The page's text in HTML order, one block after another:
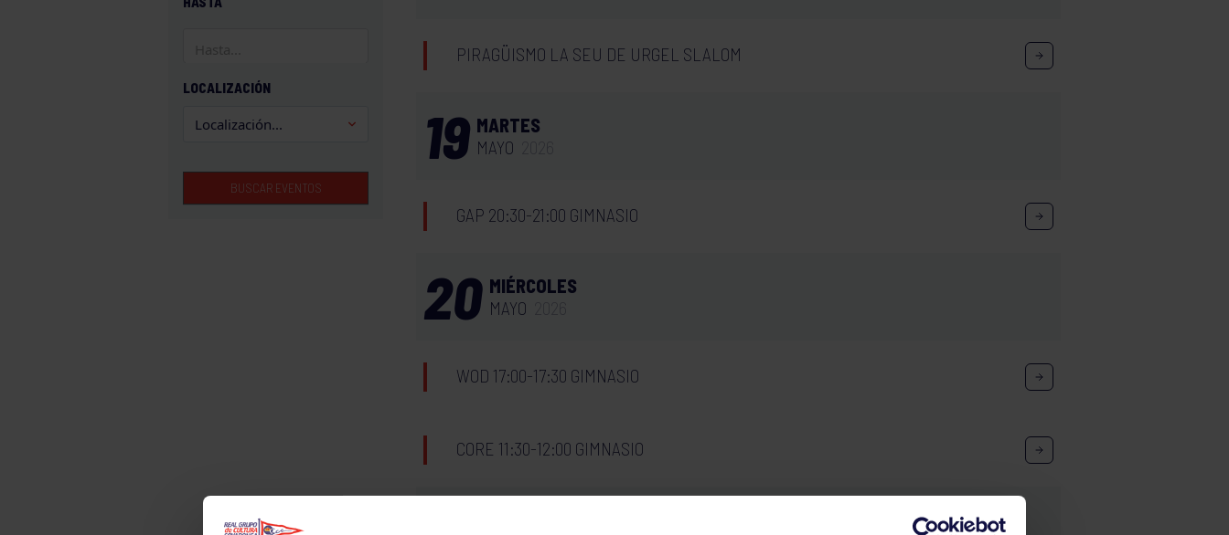
KÁRATE
TENIS
TIRO CON ARCO
LOCALIZACIÓN
BUSCAR EVENTOS
PIRAGÜISMO LA SEU DE URGEL SLALOM
19 MARTES
MAYO
GAP 20:30-21:00 GIMNASIO
20 MIÉRCOLES
MAYO
WOD 17:00-17:30 GIMNASIO
CORE 11:30-12:00 GIMNASIO